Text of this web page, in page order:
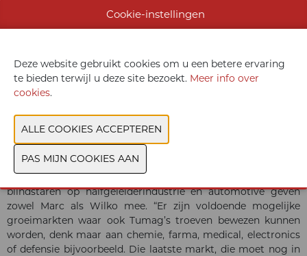
Tumag blijft niet bij de pakken zitten. Europa moet zich niet
blindstaren op halfgeleiderindustrie en automotive geven
zowel Marc als Wilko mee. “Er zijn voldoende mogelijke
groeimarkten waar ook Tumag’s troeven bewezen kunnen
worden, denk maar aan chemie, farma, medical, electronics
of defensie bijvoorbeeld. Die laatste markt, die moet nog in
Cookie-instellingen
Deze website gebruikt cookies om u een betere ervaring
te bieden terwijl u deze site bezoekt. Meer info over
cookies.